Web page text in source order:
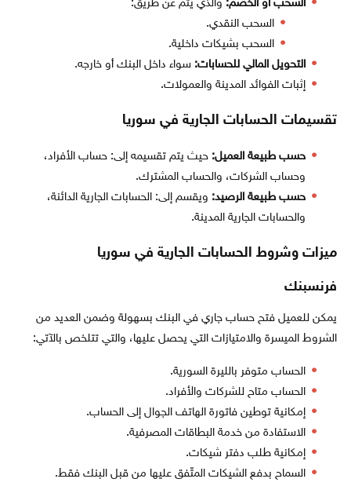
السحب أو الخصم: والذي يتم عن طريق:
السحب النقدي.
السحب بشيكات داخلية.
التحويل المالي للحسابات: سواء داخل البنك أو خارجه.
إثبات الفوائد المدينة والعمولات.
تقسيمات الحسابات الجارية في سوريا
حسب طبيعة العميل: حيث يتم تقسيمه إلى: حساب الأفراد،
وحساب الشركات، والحساب المشترك.
حسب طبيعة الرصيد: ويقسم إلى: الحسابات الجارية الدائنة،
والحسابات الجارية المدينة.
ميزات وشروط الحسابات الجارية في سوريا
فرنسبنك
يمكن للعميل فتح حساب جاري في البنك بسهولة وضمن العديد من
الشروط الميسرة والامتيازات التي يحصل عليها، والتي تتلخص بالآتي:
الحساب متوفر بالليرة السورية.
الحساب متاح للشركات والأفراد.
إمكانية توطين فاتورة الهاتف الجوال إلى الحساب.
الاستفادة من خدمة البطاقات المصرفية.
إمكانية طلب دفتر شيكات.
السماح بدفع الشيكات المتّفق عليها من قبل البنك فقط.